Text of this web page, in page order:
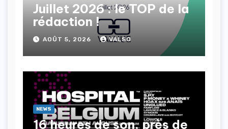
Juillet 2026 : le TOP de la
rédaction !
AOÛT 5, 2026 VALSO
NEWS
16 heures de son, près de